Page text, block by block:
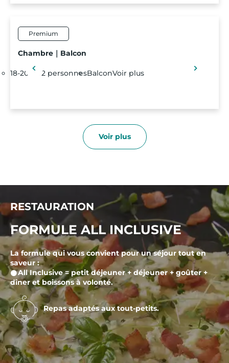
Premium
Chambre｜Balcon
18-20 m² 2 personnesBalconVoir plus
Voir plus
RESTAURATION
FORMULE ALL INCLUSIVE
La formule qui vous convient pour un séjour tout en
saveur :
𒊹All Inclusive = petit déjeuner + déjeuner + goûter +
dîner et boissons à volonté.
Repas adaptés aux tout-petits.